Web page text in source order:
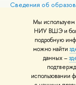
Мы используем
НИУ ВШЭ и
подробную
можно найти
данных –
использовании
Сведения об
Людям с
Единая платежная
Работа в Вышке
© НИУ ВШЭ